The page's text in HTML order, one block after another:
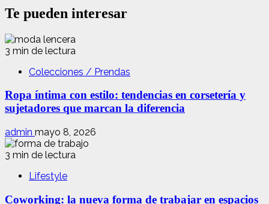
Te pueden interesar
3 min de lectura
Colecciones / Prendas
Ropa íntima con estilo: tendencias en corsetería y
sujetadores que marcan la diferencia
admin mayo 8, 2026
3 min de lectura
Lifestyle
Coworking: la nueva forma de trabajar en espacios